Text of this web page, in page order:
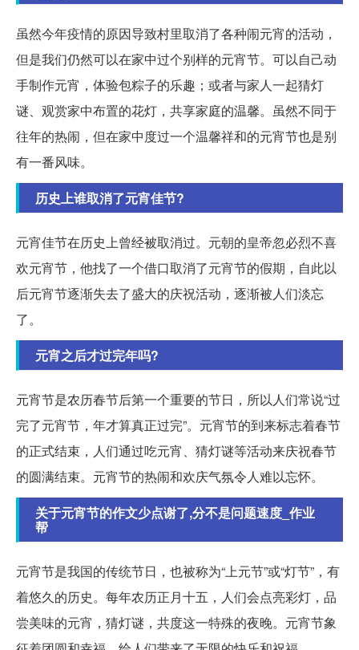
虽然今年疫情的原因导致村里取消了各种闹元宵的活动，
但是我们仍然可以在家中过个别样的元宵节。可以自己动
手制作元宵，体验包粽子的乐趣；或者与家人一起猜灯
谜、观赏家中布置的花灯，共享家庭的温馨。虽然不同于
往年的热闹，但在家中度过一个温馨祥和的元宵节也是别
有一番风味。
历史上谁取消了元宵佳节?
元宵佳节在历史上曾经被取消过。元朝的皇帝忽必烈不喜
欢元宵节，他找了一个借口取消了元宵节的假期，自此以
后元宵节逐渐失去了盛大的庆祝活动，逐渐被人们淡忘
了。
元宵之后才过完年吗?
元宵节是农历春节后第一个重要的节日，所以人们常说“过
完了元宵节，年才算真正过完”。元宵节的到来标志着春节
的正式结束，人们通过吃元宵、猜灯谜等活动来庆祝春节
的圆满结束。元宵节的热闹和欢庆气氛令人难以忘怀。
关于元宵节的作文少点谢了,分不是问题速度_作业
帮
元宵节是我国的传统节日，也被称为“上元节”或“灯节”，有
着悠久的历史。每年农历正月十五，人们会点亮彩灯，品
尝美味的元宵，猜灯谜，共度这一特殊的夜晚。元宵节象